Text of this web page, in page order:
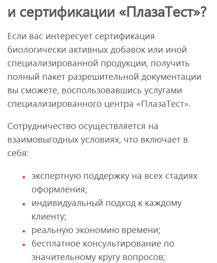
и сертификации «ПлазаТест»?
Если вас интересует сертификация
биологически активных добавок или иной
специализированной продукции, получить
полный пакет разрешительной документации
вы сможете, воспользовавшись услугами
специализированного центра «ПлазаТест».
Сотрудничество осуществляется на
взаимовыгодных условиях, что включает в
себя:
экспертную поддержку на всех стадиях
оформления;
индивидуальный подход к каждому
клиенту;
реальную экономию времени;
бесплатное консультирование по
значительному кругу вопросов;